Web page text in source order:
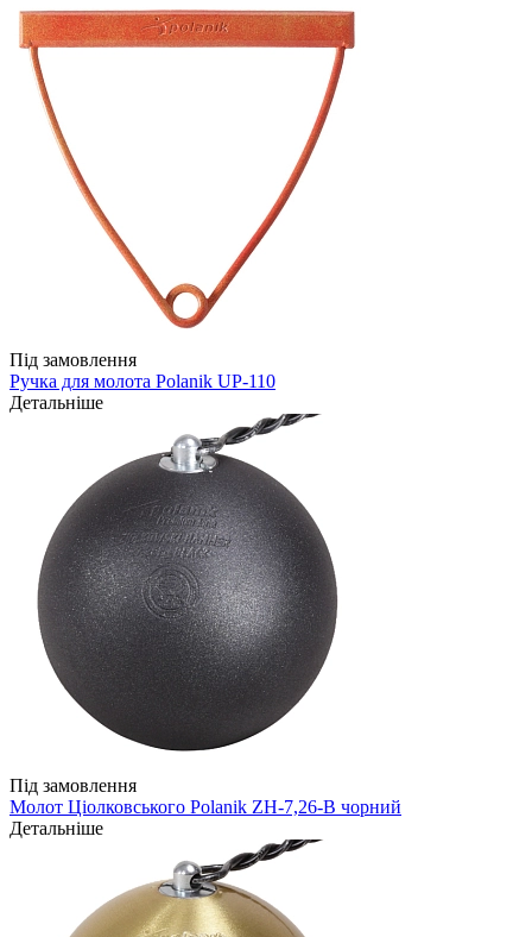
Під замовлення
Ручка для молота Polanik UP-110
Детальніше
Під замовлення
Молот Ціолковського Polanik ZH-7,26-B чорний
Детальніше